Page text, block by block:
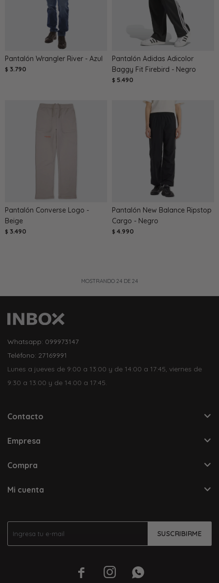
Pantalón Wrangler River - Azul
$ 3.790
Pantalón Adidas Adicolor
Baggy Fit Firebird - Negro
$ 5.490
Pantalón Converse Logo -
Beige
$ 3.490
Pantalón New Balance Ripstop
Cargo - Negro
$ 4.990
MOSTRANDO 24 DE 24
SUSCRIBIRME
  
Whatsapp: 099973147
Teléfono: 27169991
Lunes a jueves de 9:00 a 13:00 y de 14:00 a 17:45, viernes de
9:30 a 13:00 y de 14:00 a 17:45.
Contacto
Empresa
Compra
Mi cuenta